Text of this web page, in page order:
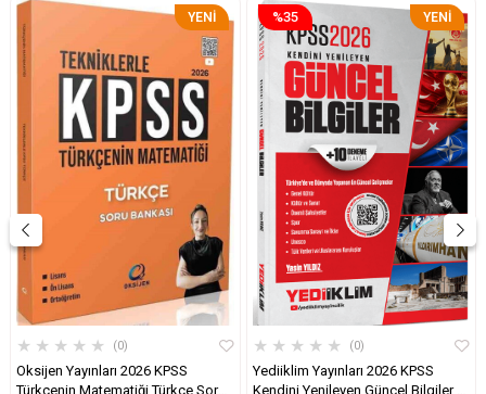
★ ★ ★ ★ ★ 0
Oksijen Yayınları 2026 KPSS
Türkçenin Matematiği Türkçe Soru
YENI
ÜRÜN
★ ★ ★ ★ ★ 0
Yediiklim Yayınları 2026 KPSS
Kendini Yenileyen Güncel Bilgiler +
%35
YENI
ÜRÜN